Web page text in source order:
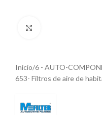
Inicio/6 - AUTO-
653- Filtros de aire de